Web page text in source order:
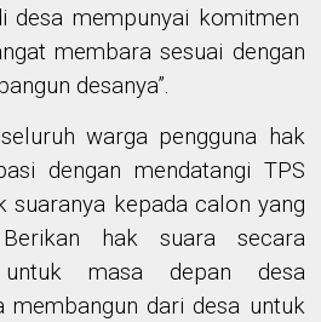
desa mempunyai komitmen
membara sesuai dengan
desanya”.
warga pengguna hak
dengan mendatangi TPS
suaranya kepada calon yang
hak suara secara
untuk masa depan desa
membangun dari desa untuk